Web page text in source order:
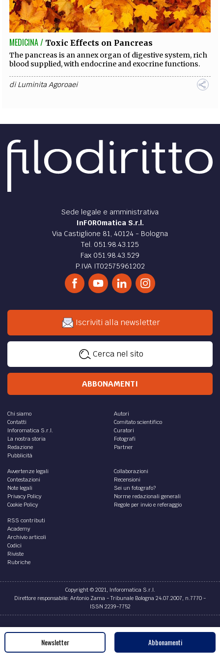
EXTRA
CODICI RUBRICHE LIBRI PROCEEDINGS PUBBLICITÀ CONTATTI
SOCIAL MEDIA
MEDICINA / Toxic Effects on Pancreas
The pancreas is an annex organ of digestive system, rich
blood supplied, with endocrine and exocrine functions.
diLuminita Agoroaei
Sede legale e amministrativa
InFOROmatica S.r.l.
Via Castiglione 81, 40124 - Bologna
Tel. 051.98.43.125
Fax 051.98.43.529
P.IVA IT02575961202
Iscriviti alla newsletter
Cerca nel sito
ABBONAMENTI
Chi siamo
Contatti
Inforomatica S.r.l.
La nostra storia
Redazione
Pubblicità
Autori
Comitato scientifico
Curatori
Fotografi
Partner
Avvertenze legali
Contestazioni
Note legali
Privacy Policy
Cookie Policy
Collaborazioni
Recensioni
Sei un fotografo?
Norme redazionali generali
Regole per invio e referaggio
RSS contributi
Academy
Archivio articoli
Codici
Riviste
Rubriche
Copyright © 2021, Inforomatica S.r.l.
Direttore responsabile: Antonio Zama - Tribunale Bologna 24.07.2007, n.7770 -
ISSN 2239-7752
Credits
Newsletter Abbonamenti